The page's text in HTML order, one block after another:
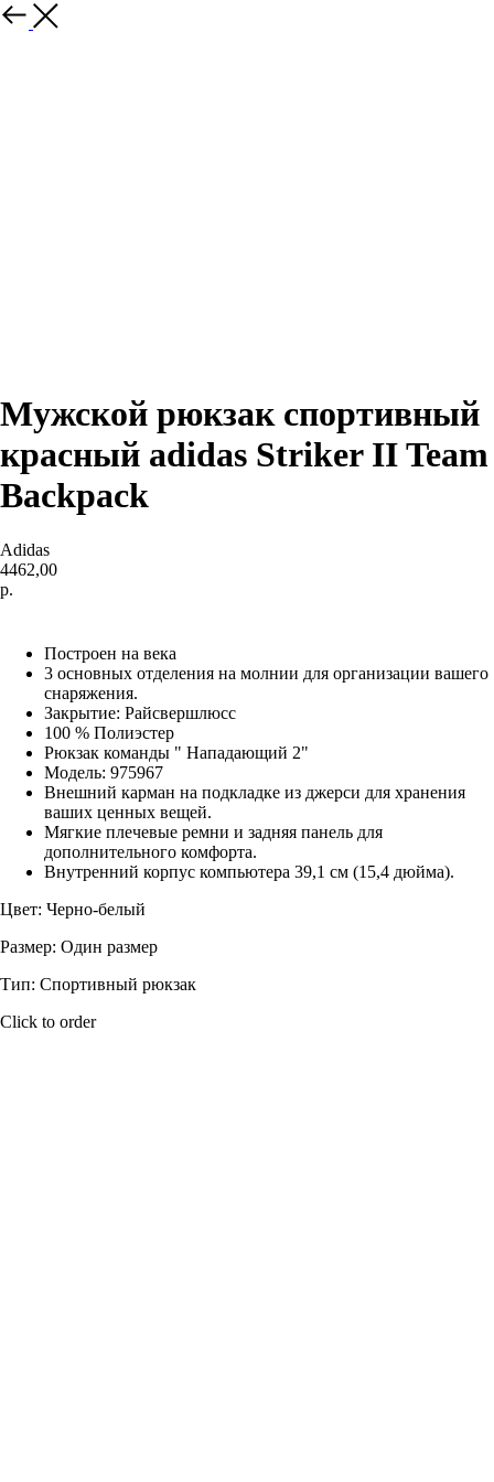
Назад
Мужской рюкзак спортивный
красный adidas Striker II Team
Backpack
Adidas
4462,00
р.
Построен на века
3 основных отделения на молнии для организации вашего
снаряжения.
Закрытие: Райсвершлюсс
100 % Полиэстер
Рюкзак команды " Нападающий 2"
Модель: 975967
Внешний карман на подкладке из джерси для хранения
ваших ценных вещей.
Мягкие плечевые ремни и задняя панель для
дополнительного комфорта.
Внутренний корпус компьютера 39,1 см (15,4 дюйма).
Цвет: Черно-белый
Размер: Один размер
Тип: Спортивный рюкзак
Click to order